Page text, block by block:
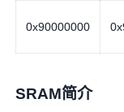
0x90000000
SRAM简介